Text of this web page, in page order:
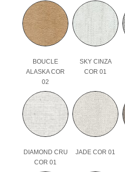
BOUCLE
ALASKA COR
02
SKY CINZA
COR 01
DIAMOND CRU
COR 01
JADE COR 01